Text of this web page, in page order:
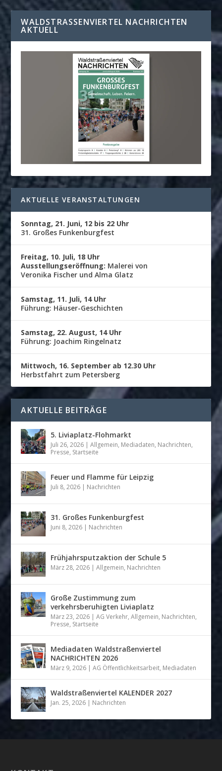
WALDSTRASSENVIERTEL NACHRICHTEN A
KTUELL
AKTUELLE VERANSTALTUNGEN
Sonntag, 21. Juni, 12 bis 22 Uhr
31. Großes Funkenburgfest
Freitag, 10. Juli, 18 Uhr
Ausstellungseröffnung: Malerei von
Veronika Fischer und Alma Glatz
Samstag, 11. Juli, 14 Uhr
Führung: Häuser-Geschichten
Samstag, 22. August, 14 Uhr
Führung: Joachim Ringelnatz
Mittwoch, 16. September ab 12.30 Uhr
Herbstfahrt zum Petersberg
AKTUELLE BEITRÄGE
5. Liviaplatz-Flohmarkt
Juli 26, 2026 |Allgemein, Mediadaten, Nachrichten,
Presse, Startseite
Feuer und Flamme für Leipzig
Juli 8, 2026 | Nachrichten
31. Großes Funkenburgfest
Juni 8, 2026 | Nachrichten
Frühjahrsputzaktion der Schule 5
März 28, 2026 |Allgemein, Nachrichten
Große Zustimmung zum
verkehrsberuhigten Liviaplatz
März 23, 2026 |AG Verkehr,Allgemein, Nachrichten,
Presse, Startseite
Mediadaten Waldstraßenviertel
NACHRICHTEN 2026
März 9, 2026 |AG Öffentlichkeitsarbeit, Mediadaten
Waldstraßenviertel KALENDER 2027
Jan. 25, 2026 | Nachrichten